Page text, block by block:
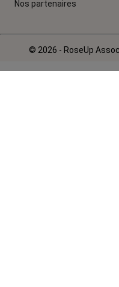
Nos partenaires
© 2026 - RoseUp